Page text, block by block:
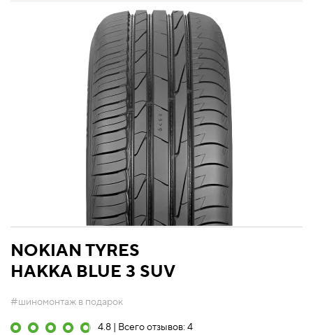
NOKIAN TYRES
HAKKA BLUE 3 SUV
#шиномонтаж в подарок
4.8 | Всего отзывов: 4